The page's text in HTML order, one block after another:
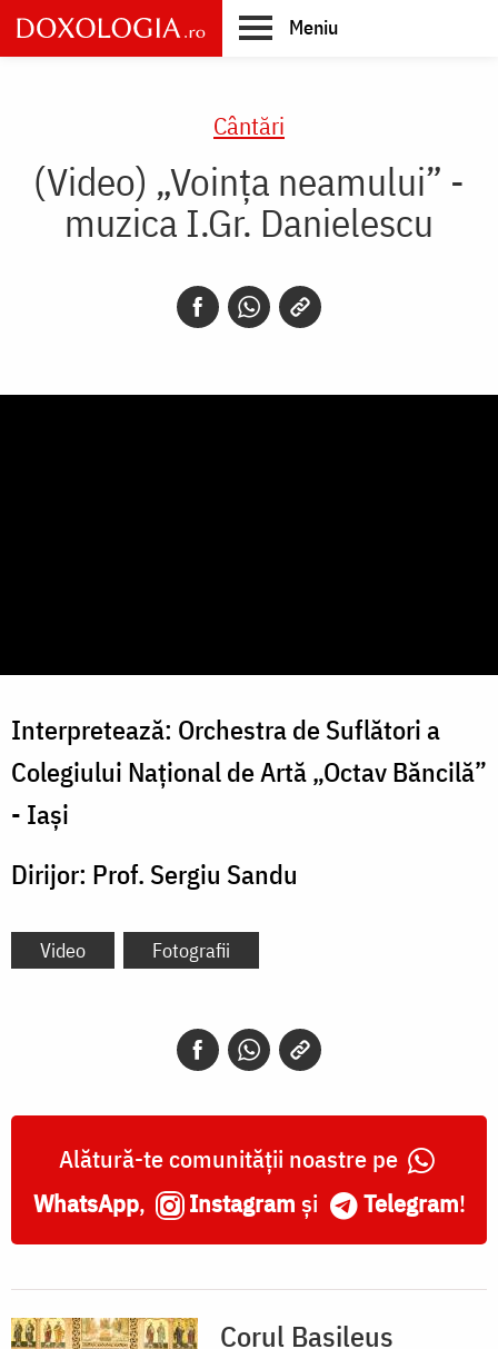
Skip
to
main
Meniu
Cântări
(Video) „Voința neamului” -
muzica I.Gr. Danielescu
Interpretează: Orchestra de Suflători a
Colegiului Național de Artă „Octav Băncilă”
- Iași
Dirijor: Prof. Sergiu Sandu
Video Fotografii
Alătură-te comunității noastre pe
WhatsApp, Instagram și Telegram!
Corul Basileus